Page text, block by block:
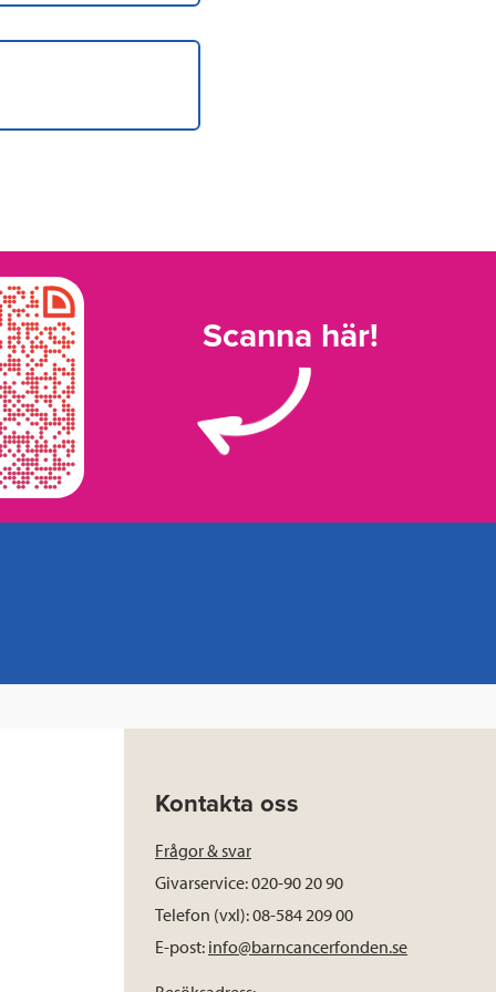
Scanna här!
Kontakta oss
Frågor & svar
Givarservice: 020-90 20 90
Telefon (vxl): 08-584 209 00
E-post: info@barncancerfonden.se